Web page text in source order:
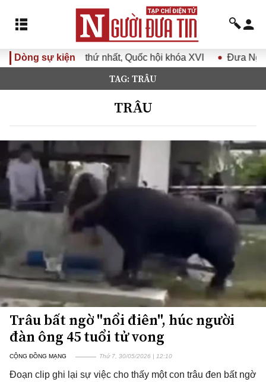
Dòng sự kiện
hội khóa XVI Đưa Nghị quyết Đại hội Đảng XIV vào
TAG: TRÂU
TRÂU
Trâu bất ngờ "nổi điên", húc người
đàn ông 45 tuổi tử vong
CỘNG ĐỒNG MẠNG Thứ 7, 30/05/2026 | 12:10
Đoạn clip ghi lại sự việc cho thấy một con trâu đen bất ngờ